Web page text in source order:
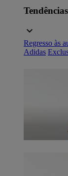
Regresso às
Adidas